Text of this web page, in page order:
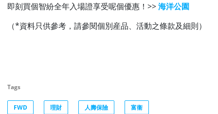
即刻買個智紛全年入場證享受呢個優惠！>>海洋公園
（*資料只供參考，請參閱個別産品、活動之條款及細則）
Tags
FWD 理財 人壽保險 富衞